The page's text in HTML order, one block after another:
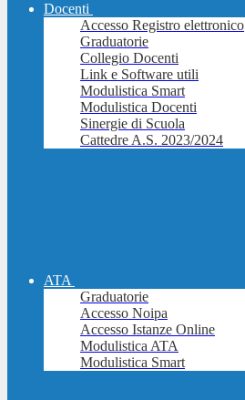
Docenti
Accesso Registro elettronico
Graduatorie
Collegio Docenti
Link e Software utili
Modulistica Smart
Modulistica Docenti
Sinergie di Scuola
Cattedre A.S. 2023/2024
ATA
Graduatorie
Accesso Noipa
Accesso Istanze Online
Modulistica ATA
Modulistica Smart